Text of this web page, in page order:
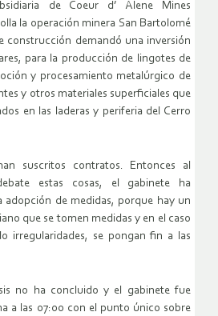
de Coeur d’ Alene Mines
la operación minera San Bartolomé
construcción demandó una inversión
para la producción de lingotes de
y procesamiento metalúrgico de
y otros materiales superficiales que
en las laderas y periferia del Cerro
suscritos contratos. Entonces al
estas cosas, el gabinete ha
adopción de medidas, porque hay un
que se tomen medidas y en el caso
irregularidades, se pongan fin a las
no ha concluido y el gabinete fue
a las 07:00 con el punto único sobre